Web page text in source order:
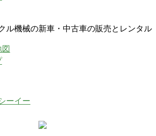
ル機械の新車・中古車の販売とレンタル